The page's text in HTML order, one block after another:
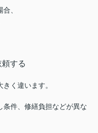
、
する
く違います。
条件、修繕負担などが異な